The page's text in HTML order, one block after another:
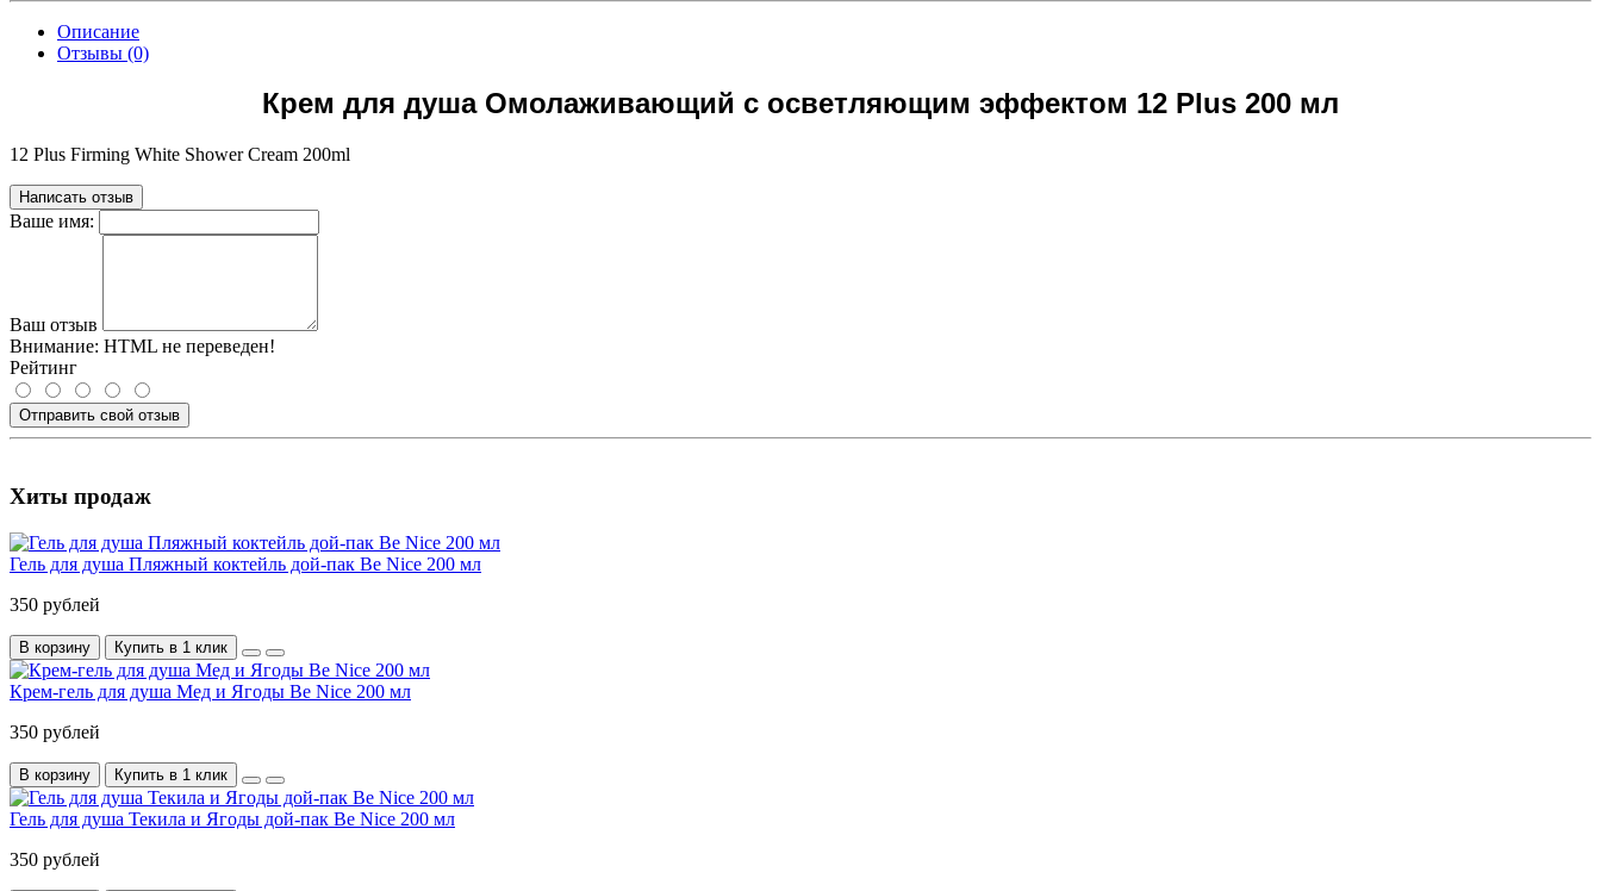
Описание
Отзывы (0)
Крем для душа Омолаживающий с осветляющим эффектом 12 Plus 200 мл
12 Plus Firming White Shower Cream 200ml
Написать отзыв
Ваше имя:
Ваш отзыв
Внимание: HTML не переведен!
Рейтинг
Отправить свой отзыв
Хиты продаж
Гель для душа Пляжный коктейль дой-пак Be Nice 200 мл
350 рублей
В корзину Купить в 1 клик
Крем-гель для душа Мед и Ягоды Be Nice 200 мл
350 рублей
В корзину Купить в 1 клик
Гель для душа Текила и Ягоды дой-пак Be Nice 200 мл
350 рублей